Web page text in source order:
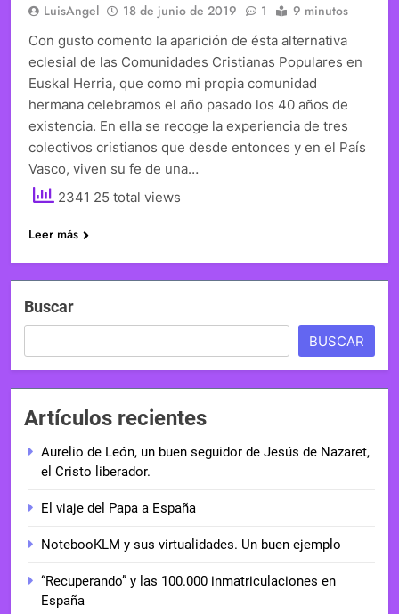
LuisAngel 18 de junio de 2019 1 9 minutos
Con gusto comento la aparición de ésta alternativa
eclesial de las Comunidades Cristianas Populares en
Euskal Herria, que como mi propia comunidad
hermana celebramos el año pasado los 40 años de
existencia. En ella se recoge la experiencia de tres
colectivos cristianos que desde entonces y en el País
Vasco, viven su fe de una…
2341 25 total views
Leer más
Buscar
BUSCAR
Artículos recientes
Aurelio de León, un buen seguidor de Jesús de Nazaret,
el Cristo liberador.
El viaje del Papa a España
NotebooKLM y sus virtualidades. Un buen ejemplo
“Recuperando” y las 100.000 inmatriculaciones en
España